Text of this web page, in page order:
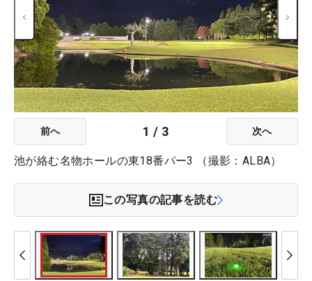
前へ 1 / 3 次へ
池が絡む名物ホールの東18番パー3 （撮影：ALBA）
この写真の記事を読む